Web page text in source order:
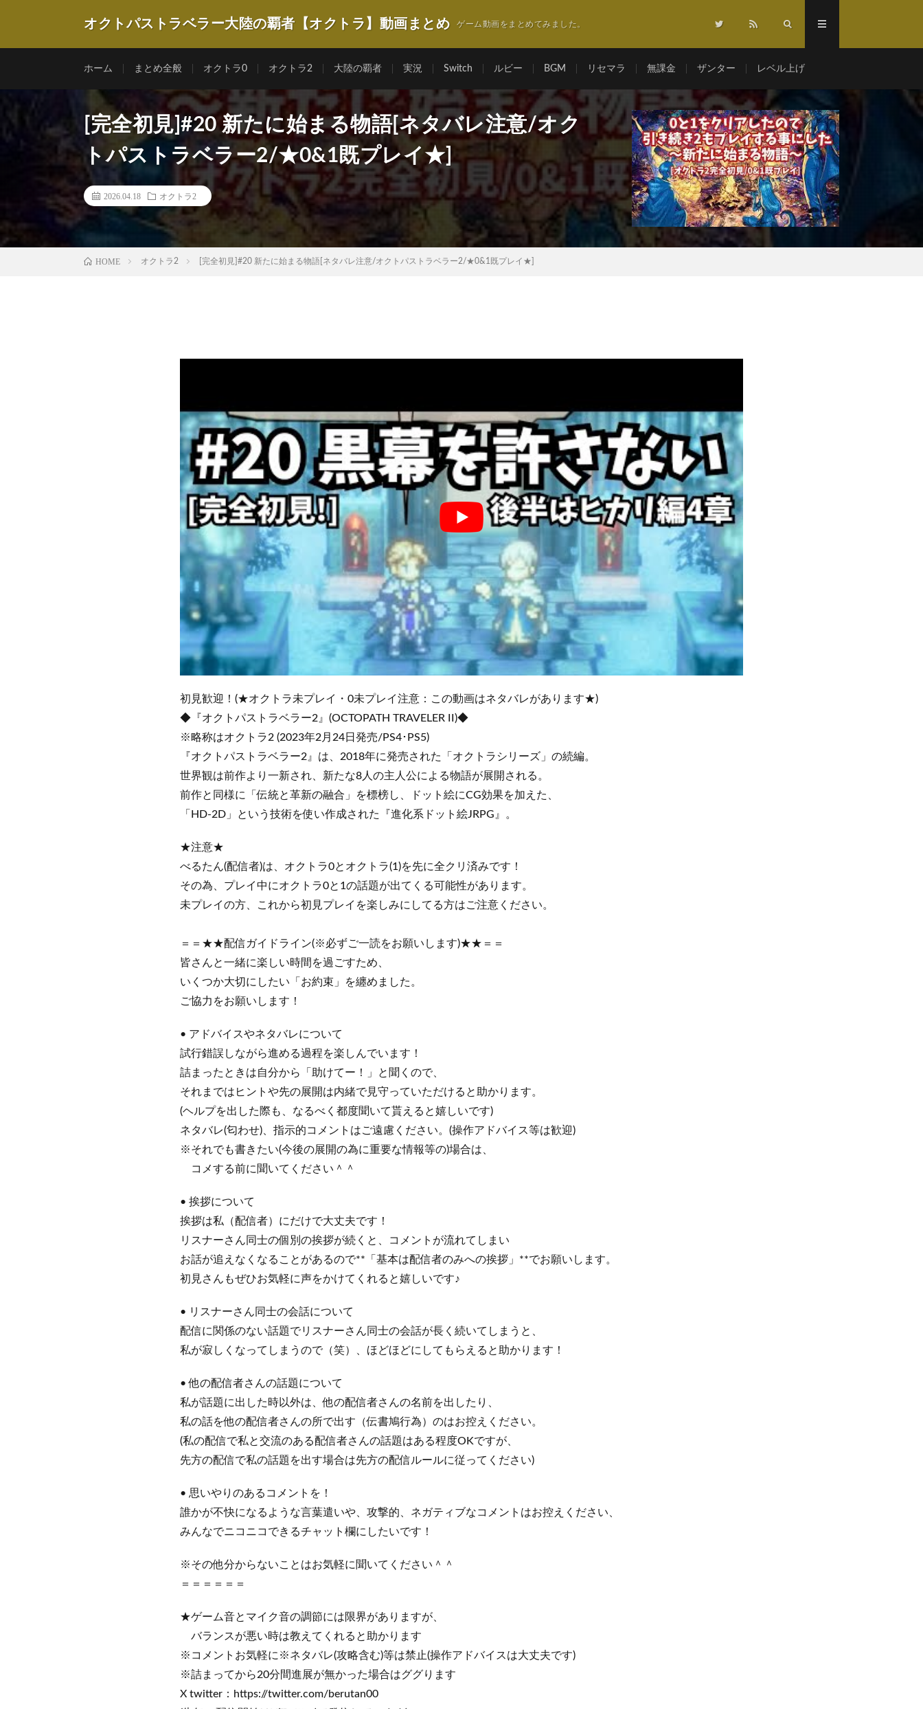
オクトパストラベラー大陸の覇者【オクトラ】動画まとめ ゲーム動画をまとめてみました。
ホーム まとめ全般 オクトラ0 オクトラ2 大陸の覇者 実況 Switch ルビー BGM リセマラ 無課金 ザンター レベル上げ
[完全初見]#20 新たに始まる物語[ネタバレ注意/オク
トパストラベラー2/★0&1既プレイ★]
2026.04.18 オクトラ2
HOME オクトラ2 [完全初見]#20 新たに始まる物語[ネタバレ注意/オクトパストラベラー2/★0&1既プレイ★]
初見歓迎！(★オクトラ未プレイ・0未プレイ注意：この動画はネタバレがあります★)
◆『オクトパストラベラー2』(OCTOPATH TRAVELER II)◆
※略称はオクトラ2 (2023年2月24日発売/PS4･PS5)
『オクトパストラベラー2』は、2018年に発売された「オクトラシリーズ」の続編。
世界観は前作より一新され、新たな8人の主人公による物語が展開される。
前作と同様に「伝統と革新の融合」を標榜し、ドット絵にCG効果を加えた、
「HD-2D」という技術を使い作成された『進化系ドット絵JRPG』。
★注意★
べるたん(配信者)は、オクトラ0とオクトラ(1)を先に全クリ済みです！
その為、プレイ中にオクトラ0と1の話題が出てくる可能性があります。
未プレイの方、これから初見プレイを楽しみにしてる方はご注意ください。
＝＝★★配信ガイドライン(※必ずご一読をお願いします)★★＝＝
皆さんと一緒に楽しい時間を過ごすため、
いくつか大切にしたい「お約束」を纏めました。
ご協力をお願いします！
• アドバイスやネタバレについて
試行錯誤しながら進める過程を楽しんでいます！
詰まったときは自分から「助けてー！」と聞くので、
それまではヒントや先の展開は内緒で見守っていただけると助かります。
(ヘルプを出した際も、なるべく都度聞いて貰えると嬉しいです)
ネタバレ(匂わせ)、指示的コメントはご遠慮ください。(操作アドバイス等は歓迎)
※それでも書きたい(今後の展開の為に重要な情報等の)場合は、
コメする前に聞いてください＾＾
• 挨拶について
挨拶は私（配信者）にだけで大丈夫です！
リスナーさん同士の個別の挨拶が続くと、コメントが流れてしまい
お話が追えなくなることがあるので**「基本は配信者のみへの挨拶」**でお願いします。
初見さんもぜひお気軽に声をかけてくれると嬉しいです♪
• リスナーさん同士の会話について
配信に関係のない話題でリスナーさん同士の会話が長く続いてしまうと、
私が寂しくなってしまうので（笑）、ほどほどにしてもらえると助かります！
• 他の配信者さんの話題について
私が話題に出した時以外は、他の配信者さんの名前を出したり、
私の話を他の配信者さんの所で出す（伝書鳩行為）のはお控えください。
(私の配信で私と交流のある配信者さんの話題はある程度OKですが、
先方の配信で私の話題を出す場合は先方の配信ルールに従ってください)
• 思いやりのあるコメントを！
誰かが不快になるような言葉遣いや、攻撃的、ネガティブなコメントはお控えください、
みんなでニコニコできるチャット欄にしたいです！
※その他分からないことはお気軽に聞いてください＾＾
＝＝＝＝＝＝
★ゲーム音とマイク音の調節には限界がありますが、
バランスが悪い時は教えてくれると助かります
※コメントお気軽に※ネタバレ(攻略含む)等は禁止(操作アドバイスは大丈夫です)
※詰まってから20分間進展が無かった場合はググります
X twitter：https://twitter.com/berutan00